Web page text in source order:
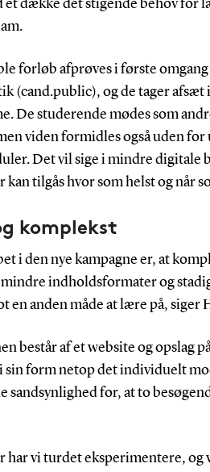
et dække det stigende behov for
forløb afprøves i første
(cand.public), og de tager afsæt
De studerende mødes som
viden formidles også uden
Det vil sige i mindre digitale
kan tilgås hvor som helst og når
komplekst
i den nye kampagne er, at
indholdsformater og
en anden måde at lære på, siger
består af et website og opslag
sin form netop det individuelt
sandsynlighed for, at to
har vi turdet eksperimentere,